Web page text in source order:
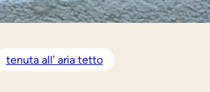
tenuta all’ aria tetto